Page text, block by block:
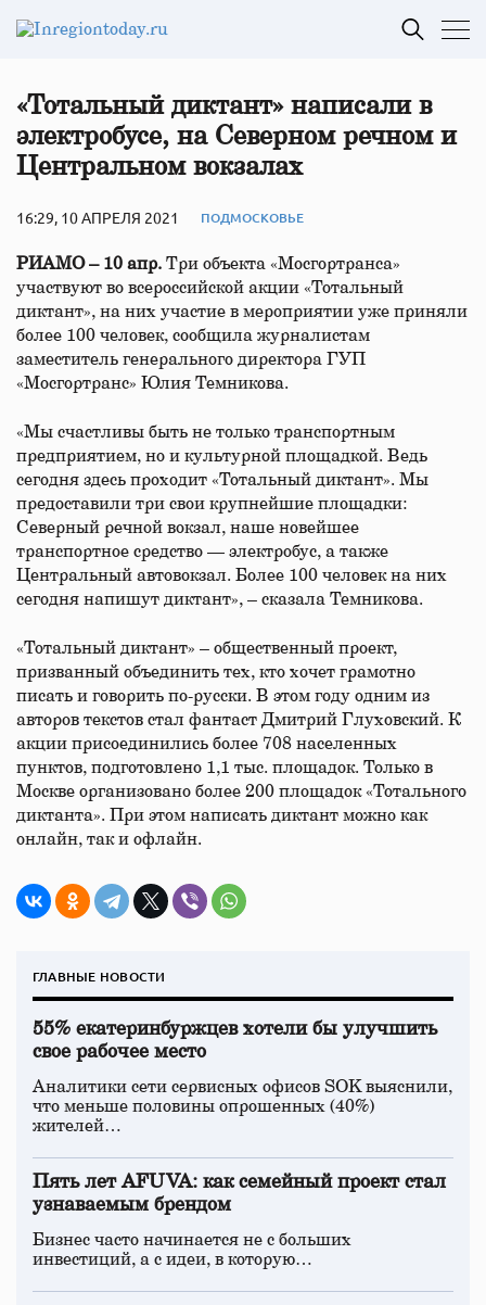
«Тотальный диктант» написали в
электробусе, на Северном речном и
Центральном вокзалах
16:29, 10 АПРЕЛЯ 2021 ПОДМОСКОВЬЕ
РИАМО – 10 апр. Три объекта «Мосгортранса»
участвуют во всероссийской акции «Тотальный
диктант», на них участие в мероприятии уже приняли
более 100 человек, сообщила журналистам
заместитель генерального директора ГУП
«Мосгортранс» Юлия Темникова.
«Мы счастливы быть не только транспортным
предприятием, но и культурной площадкой. Ведь
сегодня здесь проходит «Тотальный диктант». Мы
предоставили три свои крупнейшие площадки:
Северный речной вокзал, наше новейшее
транспортное средство — электробус, а также
Центральный автовокзал. Более 100 человек на них
сегодня напишут диктант», – сказала Темникова.
«Тотальный диктант» – общественный проект,
призванный объединить тех, кто хочет грамотно
писать и говорить по-русски. В этом году одним из
авторов текстов стал фантаст Дмитрий Глуховский. К
акции присоединились более 708 населенных
пунктов, подготовлено 1,1 тыс. площадок. Только в
Москве организовано более 200 площадок «Тотального
диктанта». При этом написать диктант можно как
онлайн, так и офлайн.
ГЛАВНЫЕ НОВОСТИ
55% екатеринбуржцев хотели бы улучшить
свое рабочее место
Аналитики сети сервисных офисов SOK выяснили,
что меньше половины опрошенных (40%)
жителей…
Пять лет AFUVA: как семейный проект стал
узнаваемым брендом
Бизнес часто начинается не с больших
инвестиций, а с идеи, в которую…